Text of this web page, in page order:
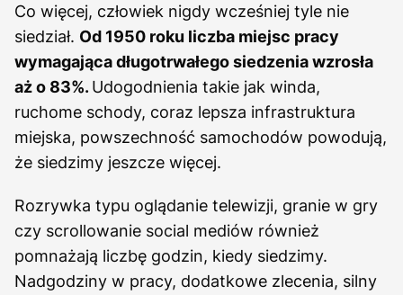
Co więcej, człowiek nigdy wcześniej tyle nie
siedział. Od 1950 roku liczba miejsc pracy
wymagająca długotrwałego siedzenia wzrosła
aż o 83%. Udogodnienia takie jak winda,
ruchome schody, coraz lepsza infrastruktura
miejska, powszechność samochodów powodują,
że siedzimy jeszcze więcej.
Rozrywka typu oglądanie telewizji, granie w gry
czy scrollowanie social mediów również
pomnażają liczbę godzin, kiedy siedzimy.
Nadgodziny w pracy, dodatkowe zlecenia, silny